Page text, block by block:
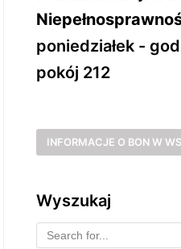
poniedziałek -
pokój 212
INFORMACJE O BON W
Wyszukaj